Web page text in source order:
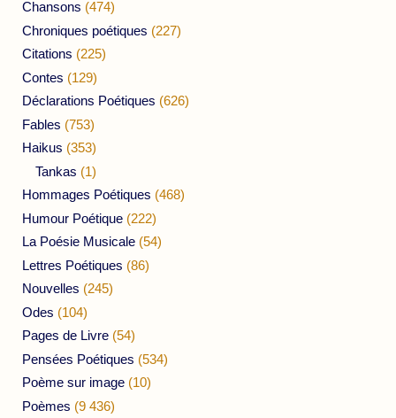
Chansons (474)
Chroniques poétiques (227)
Citations (225)
Contes (129)
Déclarations Poétiques (626)
Fables (753)
Haikus (353)
Tankas (1)
Hommages Poétiques (468)
Humour Poétique (222)
La Poésie Musicale (54)
Lettres Poétiques (86)
Nouvelles (245)
Odes (104)
Pages de Livre (54)
Pensées Poétiques (534)
Poème sur image (10)
Poèmes (9 436)